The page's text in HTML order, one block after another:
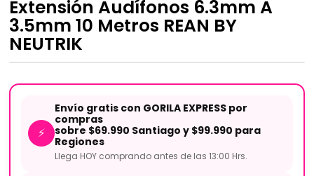
Extensión Audífonos 6.3mm A
3.5mm 10 Metros REAN BY
NEUTRIK
⚡
Envío gratis con GORILA EXPRESS por
compras
sobre $69.990 Santiago y $99.990 para
Regiones
Llega HOY comprando antes de las 13:00 Hrs.